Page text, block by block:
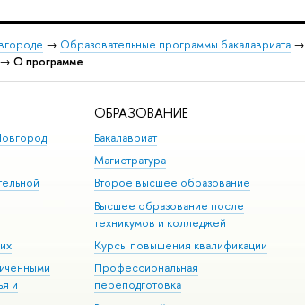
→ Образовательные программы бакалавриата→
→ О программе
и
ОБРАЗОВАНИЕ
Бакалавриат
Магистратура
Второе высшее образование
Высшее образование после
техникумов и колледжей
Курсы повышения квалификации
Профессиональная
переподготовка